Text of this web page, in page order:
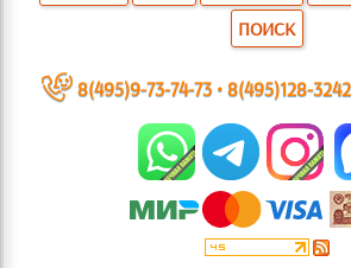
ПОИСК
~ 8(495)9-73-74-73•8(495)128-3242